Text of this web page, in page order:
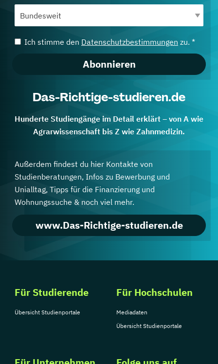
Ich stimme den Datenschutzbestimmungen zu. *
Abonnieren
Das-Richtige-studieren.de
Hunderte Studiengänge im Detail erklärt – von A wie
Agrarwissenschaft bis Z wie Zahnmedizin.
Außerdem findest du hier Kontakte von
Studienberatungen, Infos zu Bewerbung und
Unialltag, Tipps für die Finanzierung und
Wohnungssuche & noch viel mehr.
www.Das-Richtige-studieren.de
Für Studierende
Übersicht Studienportale
Für Hochschulen
Mediadaten
Übersicht Studienportale